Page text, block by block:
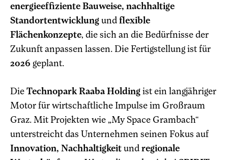
energieeffiziente Bauweise, nachhaltige
Standortentwicklungundflexible
Flächenkonzepte, die sich an die Bedürfnisse der
Zukunft anpassen lassen. Die Fertigstellung ist für
2026 geplant.
DieTechnopark Raaba Holdingist ein langjähriger
Motor für wirtschaftliche Impulse im Großraum
Graz. Mit Projekten wie „My Space Grambach“
unterstreicht das Unternehmen seinen Fokus auf
Innovation, Nachhaltigkeitundregionale